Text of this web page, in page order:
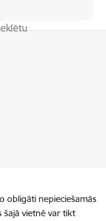
obligāti nepieciešamās
šajā vietnē var tikt